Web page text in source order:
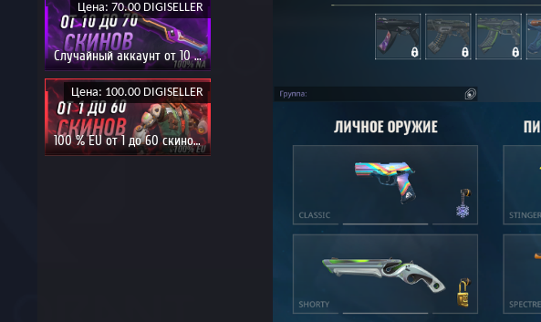
Цена: 70.00 DIGISELLER
Случайный аккаунт от 10 скинов
Цена: 100.00 DIGISELLER
100 % EU от 1 до 60 скинов | Может упасть ЖИР